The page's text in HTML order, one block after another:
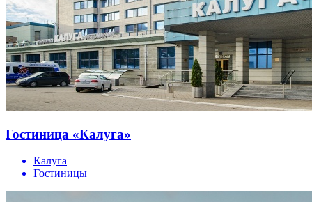
Гостиница «Калуга»
Калуга
Гостиницы